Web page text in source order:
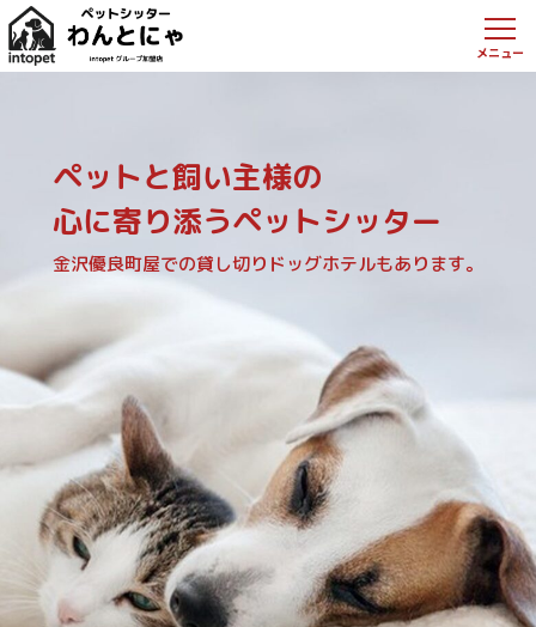
ペットと飼い主様の
心に寄り添うペットシッター
金沢優良町屋での貸し切りドッグホテルもあります。